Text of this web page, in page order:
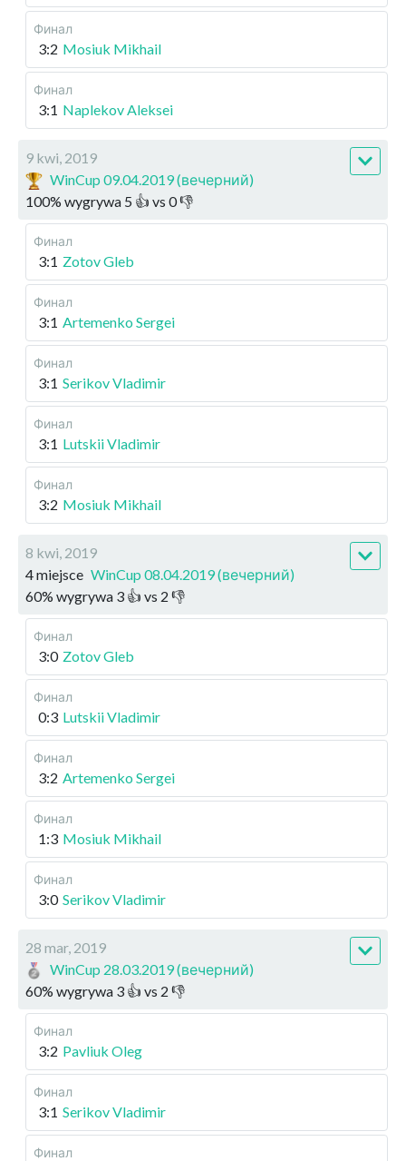
Финал
3:2 Mosiuk Mikhail
Финал
3:1 Naplekov Aleksei
9 kwi, 2019
WinCup 09.04.2019 (вечерний)
100% wygrywa 5 👍 vs 0👎
Финал
3:1 Zotov Gleb
Финал
3:1 Artemenko Sergei
Финал
3:1 Serikov Vladimir
Финал
3:1 Lutskii Vladimir
Финал
3:2 Mosiuk Mikhail
8 kwi, 2019
4 miejsce WinCup 08.04.2019 (вечерний)
60% wygrywa 3 👍 vs 2 👎
Финал
3:0 Zotov Gleb
Финал
0:3 Lutskii Vladimir
Финал
3:2 Artemenko Sergei
Финал
1:3 Mosiuk Mikhail
Финал
3:0 Serikov Vladimir
28 mar, 2019
WinCup 28.03.2019 (вечерний)
60% wygrywa 3 👍 vs 2 👎
Финал
3:2 Pavliuk Oleg
Финал
3:1 Serikov Vladimir
Финал